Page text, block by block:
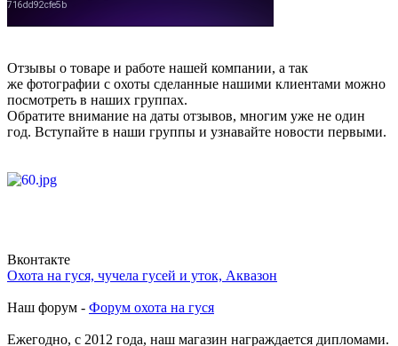
Отзывы о товаре и работе нашей компании, а так
же фотографии с охоты сделанные нашими клиентами можно
посмотреть в наших группах.
Обратите внимание на даты отзывов, многим уже не один
год. Вступайте в наши группы и узнавайте новости первыми.
Вконтакте
Охота на гуся, чучела гусей и уток, Аквазон
Наш форум - Форум охота на гуся
Ежегодно, с 2012 года, наш магазин награждается дипломами.